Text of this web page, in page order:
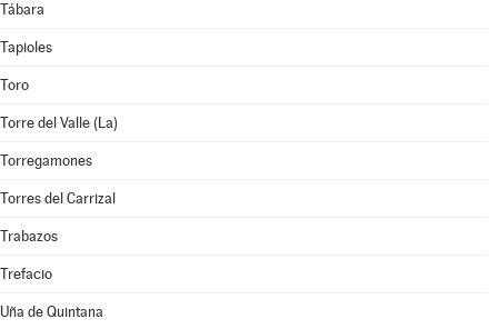
Tábara
Tapioles
Toro
Torre del Valle (La)
Torregamones
Torres del Carrizal
Trabazos
Trefacio
Uña de Quintana